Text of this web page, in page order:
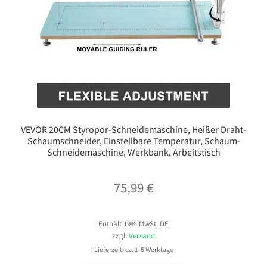
VEVOR 20CM Styropor-Schneidemaschine, Heißer Draht-
Schaumschneider, Einstellbare Temperatur, Schaum-
Schneidemaschine, Werkbank, Arbeitstisch
75,99€
Enthält 19% MwSt. DE
zzgl. Versand
Lieferzeit: ca. 1-5 Werktage